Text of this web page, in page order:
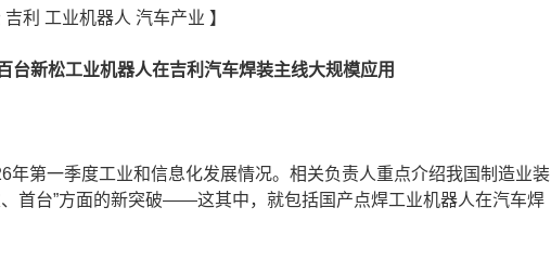
利 工业机器人 汽车产业 】
新松工业机器人在吉利汽车焊装主线大规模应用
第一季度工业和信息化发展情况。相关负责人重点介绍我国制造业装
首台”方面的新突破——这其中，就包括国产点焊工业机器人在汽车焊